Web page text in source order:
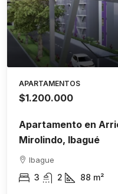
APARTAMENTOS
$1.200.000
Apartamento en
Mirolindo, Ibagué
Ibague
3 2 88 m²